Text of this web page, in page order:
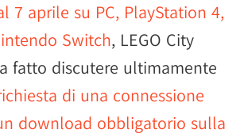
7 aprile su PC, PlayStation 4,
Switch, LEGO City
fatto discutere ultimamente
di una connessione
download obbligatorio sulla